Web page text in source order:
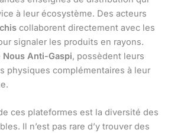
à leur écosystème. Des acteurs
collaborent directement avec les
signaler les produits en rayons.
Nous Anti-Gaspi, possèdent leurs
physiques complémentaires à leur
ces plateformes est la diversité des
Il n’est pas rare d’y trouver des